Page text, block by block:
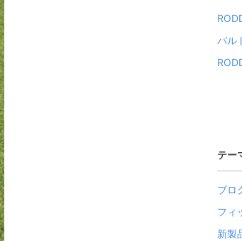
バル
テー
ブロ
フィ
新製